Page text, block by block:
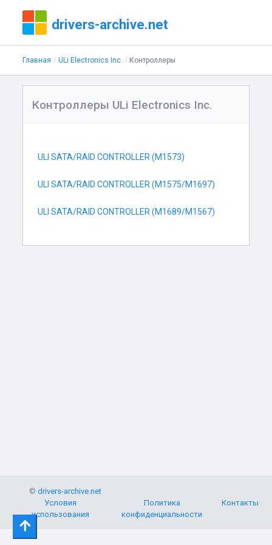
drivers-archive.net
Главная ULi Electronics Inc. Контроллеры
Контроллеры ULi Electronics Inc.
ULI SATA/RAID CONTROLLER (M1573)
ULI SATA/RAID CONTROLLER (M1575/M1697)
ULI SATA/RAID CONTROLLER (M1689/M1567)
©drivers-archive.net
Условия
использования
Политика
конфиденциальности
Контакты